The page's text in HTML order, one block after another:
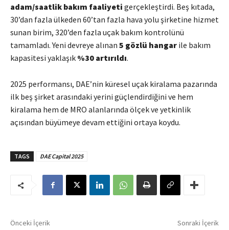
adam/saatlik bakım faaliyeti gerçekleştirdi. Beş kıtada,
30’dan fazla ülkeden 60’tan fazla hava yolu şirketine hizmet
sunan birim, 320’den fazla uçak bakım kontrolünü
tamamladı. Yeni devreye alınan 5 gözlü hangar ile bakım
kapasitesi yaklaşık %30 artırıldı.
2025 performansı, DAE’nin küresel uçak kiralama pazarında
ilk beş şirket arasındaki yerini güçlendirdiğini ve hem
kiralama hem de MRO alanlarında ölçek ve yetkinlik
açısından büyümeye devam ettiğini ortaya koydu.
TAGS DAE Capital 2025
Önceki İçerik Sonraki İçerik